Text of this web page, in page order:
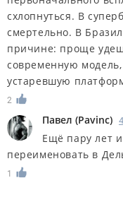
схлопнуться. В
смертельно. В
причине: проще
современную
устаревшую
2
Павел (Pavinc)
Ещё пару лет
переименовать в
1